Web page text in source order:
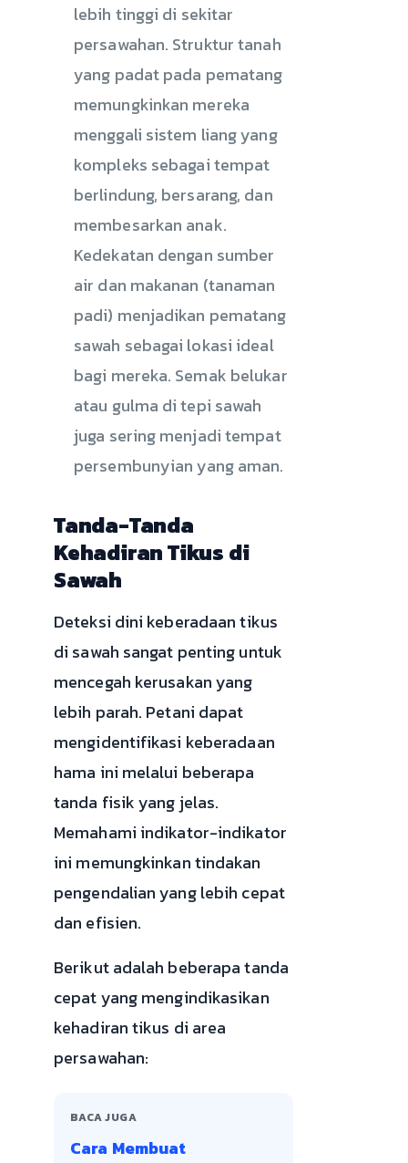
lebih tinggi di sekitar
persawahan. Struktur tanah
yang padat pada pematang
memungkinkan mereka
menggali sistem liang yang
kompleks sebagai tempat
berlindung, bersarang, dan
membesarkan anak.
Kedekatan dengan sumber
air dan makanan (tanaman
padi) menjadikan pematang
sawah sebagai lokasi ideal
bagi mereka. Semak belukar
atau gulma di tepi sawah
juga sering menjadi tempat
persembunyian yang aman.
Tanda-Tanda
Kehadiran Tikus di
Sawah
Deteksi dini keberadaan tikus
di sawah sangat penting untuk
mencegah kerusakan yang
lebih parah. Petani dapat
mengidentifikasi keberadaan
hama ini melalui beberapa
tanda fisik yang jelas.
Memahami indikator-indikator
ini memungkinkan tindakan
pengendalian yang lebih cepat
dan efisien.
Berikut adalah beberapa tanda
cepat yang mengindikasikan
kehadiran tikus di area
persawahan:
BACA JUGA
Cara Membuat